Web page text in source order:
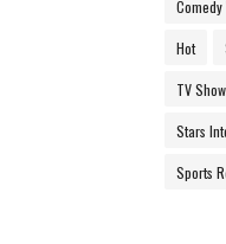
Comedy
Hot
TV
Stars
Sports